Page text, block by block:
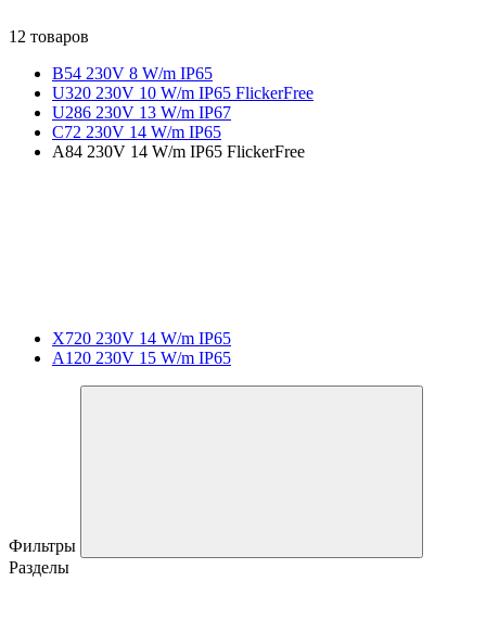
12 товаров
B54 230V 8 W/m IP65
U320 230V 10 W/m IP65 FlickerFree
U286 230V 13 W/m IP67
C72 230V 14 W/m IP65
A84 230V 14 W/m IP65 FlickerFree
X720 230V 14 W/m IP65
A120 230V 15 W/m IP65
Фильтры
Разделы